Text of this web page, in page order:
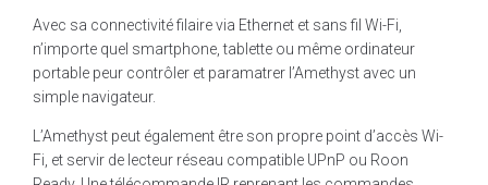
Avec sa connectivité filaire via Ethernet et sans fil Wi-Fi,
n’importe quel smartphone, tablette ou même ordinateur
portable peur contrôler et paramatrer l’Amethyst avec un
simple navigateur.
L’Amethyst peut également être son propre point d’accès Wi-
Fi, et servir de lecteur réseau compatible UPnP ou Roon